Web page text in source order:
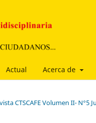
Actual Acerca de
CTSCAFE Volumen II- N°5